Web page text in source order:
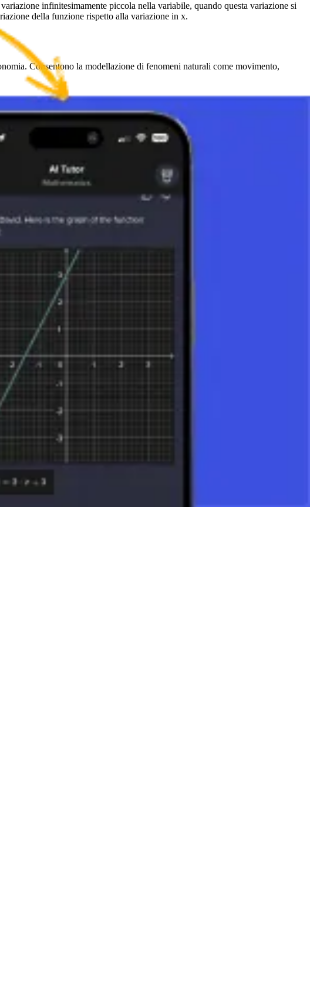
infinitesimamente piccola nella variabile, quando questa variazione si
della funzione rispetto alla variazione in x.
Consentono la modellazione di fenomeni naturali come movimento,
prodotto di funzioni.
derivata non solo fornisce intuizioni sulla natura del cambiamento ma serve